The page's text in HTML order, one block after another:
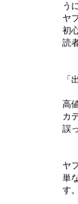
う
ヤ
初
読
「
高
カ
誤
ヤ
単
す。